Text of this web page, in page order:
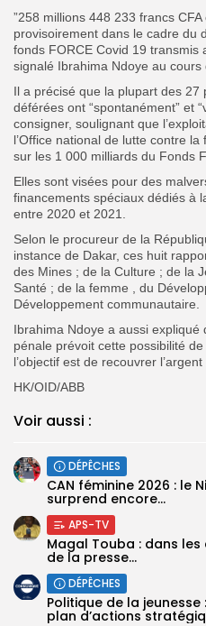
”258 millions 448 233 francs
provisoirement dans le cadre du
fonds FORCE Covid 19 transmis
signalé Ibrahima Ndoye au cours
Il a précisé que la plupart des 27
déférées ont “spontanément” et
consigner, soulignant que
l’Office national de lutte contre
sur les 1 000 milliards du Fonds
Elles sont visées pour des
financements spéciaux dédiés à
entre 2020 et 2021.
Selon le procureur de la
instance de Dakar, ces huit
des Mines ; de la Culture ; de la
Santé ; de la femme , du
Développement communautaire.
Ibrahima Ndoye a aussi expliqué
pénale prévoit cette possibilité
l’objectif est de recouvrer
HK/OID/ABB
Voir aussi :
DÉPÊCHES
‎CAN féminine 2026 : le
surprend encore...
APS-TV
Magal Touba : dans
de la presse...
DÉPÊCHES
Politique de la jeunesse
plan d’actions